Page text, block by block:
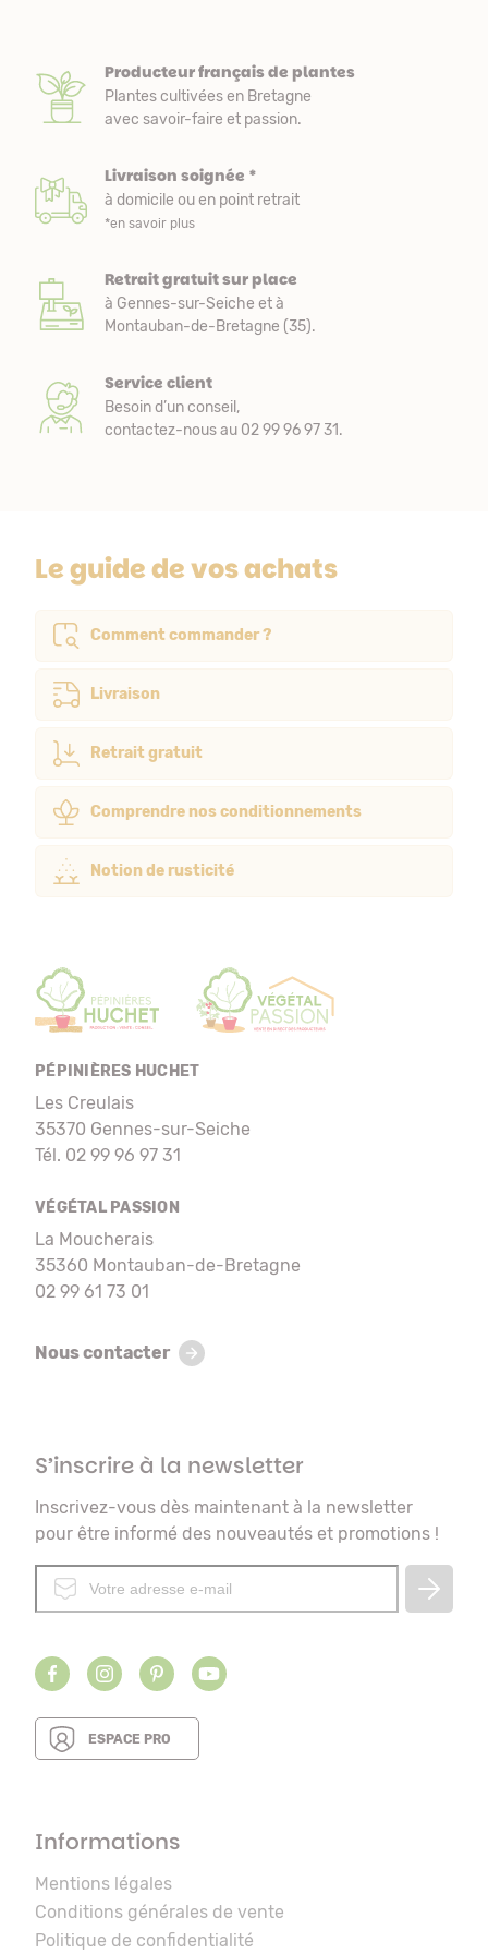
Producteur français de plantes
Plantes cultivées en Bretagne
avec savoir-faire et passion.
Livraison soignée *
à domicile ou en point retrait
*en savoir plus
Retrait gratuit sur place
à Gennes-sur-Seiche et à
Montauban-de-Bretagne (35).
Service client
Besoin d’un conseil,
contactez-nous au 02 99 96 97 31.
Le guide de vos achats
Comment commander ?
Livraison
Retrait gratuit
Comprendre nos conditionnements
Notion de rusticité
PÉPINIÈRES HUCHET
Les Creulais
35370 Gennes-sur-Seiche
Tél. 02 99 96 97 31
VÉGÉTAL PASSION
La Moucherais
35360 Montauban-de-Bretagne
02 99 61 73 01
Nous contacter
S’inscrire à la newsletter
Inscrivez-vous dès maintenant à la newsletter
pour être informé des nouveautés et promotions !
ESPACE PRO
Informations
Mentions légales
Conditions générales de vente
Politique de confidentialité